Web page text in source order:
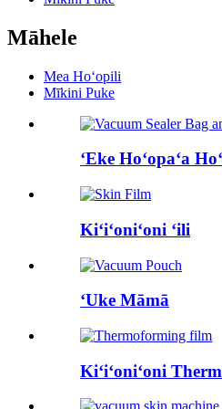
Māhele
Mea Hoʻopili
Mīkini Puke
ʻEke Hoʻopaʻa
Kiʻiʻoniʻoni ʻili
ʻUke Māmā
Kiʻiʻoniʻoni